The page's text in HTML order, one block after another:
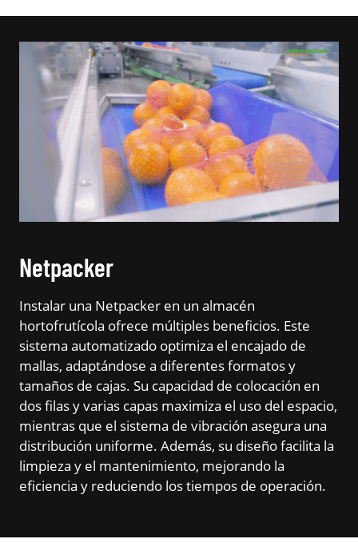
Netpacker
Instalar una Netpacker en un almacén
hortofrutícola ofrece múltiples beneficios. Este
sistema automatizado optimiza el encajado de
mallas, adaptándose a diferentes formatos y
tamaños de cajas. Su capacidad de colocación en
dos filas y varias capas maximiza el uso del espacio,
mientras que el sistema de vibración asegura una
distribución uniforme. Además, su diseño facilita la
limpieza y el mantenimiento, mejorando la
eficiencia y reduciendo los tiempos de operación.